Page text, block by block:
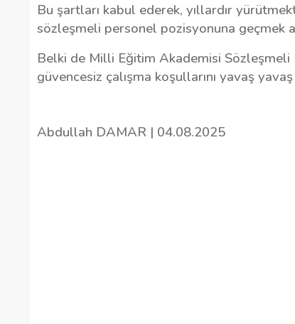
Bu şartları kabul ederek, yıllardır
sözleşmeli personel pozisyonuna geçmek
Belki de Milli Eğitim Akademisi Sözleşmeli
güvencesiz çalışma koşullarını yavaş
Abdullah DAMAR | 04.08.2025